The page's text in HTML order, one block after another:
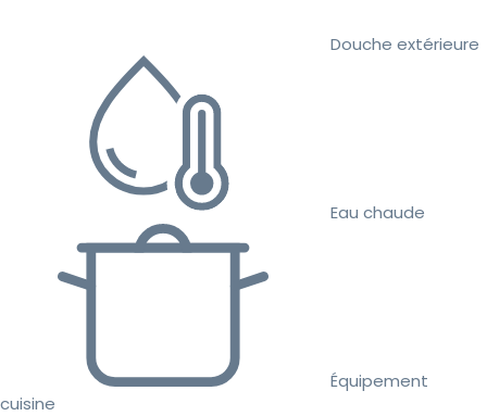
Douche extérieure
Eau chaude
Équipement
cuisine